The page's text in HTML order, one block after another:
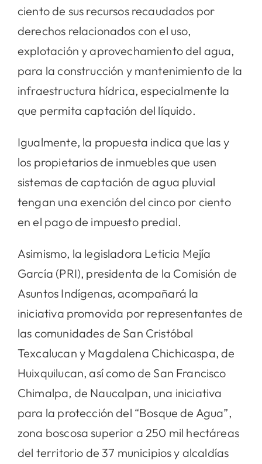
ciento de sus recursos recaudados por
derechos relacionados con el uso,
explotación y aprovechamiento del agua,
para la construcción y mantenimiento de la
infraestructura hídrica, especialmente la
que permita captación del líquido.
Igualmente, la propuesta indica que las y
los propietarios de inmuebles que usen
sistemas de captación de agua pluvial
tengan una exención del cinco por ciento
en el pago de impuesto predial.
Asimismo, la legisladora Leticia Mejía
García (PRI), presidenta de la Comisión de
Asuntos Indígenas, acompañará la
iniciativa promovida por representantes de
las comunidades de San Cristóbal
Texcalucan y Magdalena Chichicaspa, de
Huixquilucan, así como de San Francisco
Chimalpa, de Naucalpan, una iniciativa
para la protección del “Bosque de Agua”,
zona boscosa superior a 250 mil hectáreas
del territorio de 37 municipios y alcaldías